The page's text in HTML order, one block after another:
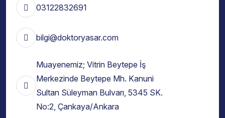
03122832691
bilgi@doktoryasar.com
Muayenemiz; Vitrin Beytepe İş
Merkezinde Beytepe Mh. Kanuni
Sultan Süleyman Bulvarı, 5345 SK.
No:2, Çankaya/Ankara